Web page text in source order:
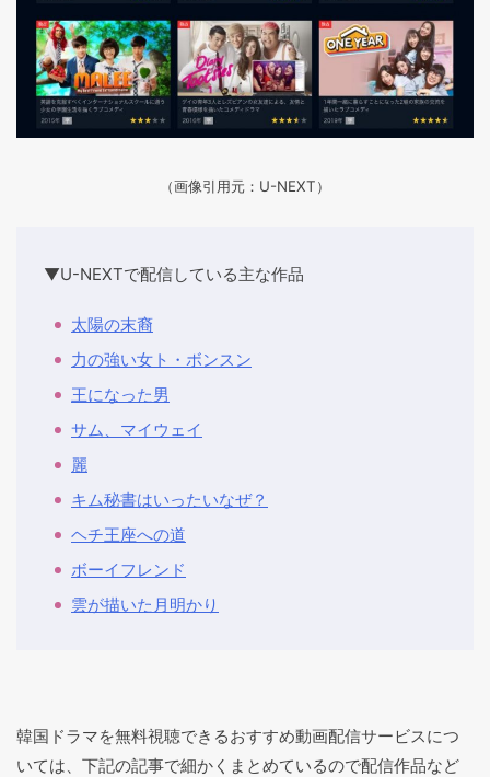
（画像引用元：U-NEXT）
▼U-NEXTで配信している主な作品
太陽の末裔
力の強い女ト・ボンスン
王になった男
サム、マイウェイ
麗
キム秘書はいったいなぜ？
ヘチ王座への道
ボーイフレンド
雲が描いた月明かり
韓国ドラマを無料視聴できるおすすめ動画配信サービスにつ
いては、下記の記事で細かくまとめているので配信作品など